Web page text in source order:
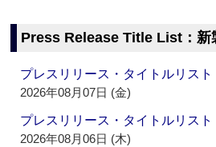
Press Release Title List：新
プレスリリース・タイトルリス
2026年08月07日 (金)
プレスリリース・タイトルリス
2026年08月06日 (木)